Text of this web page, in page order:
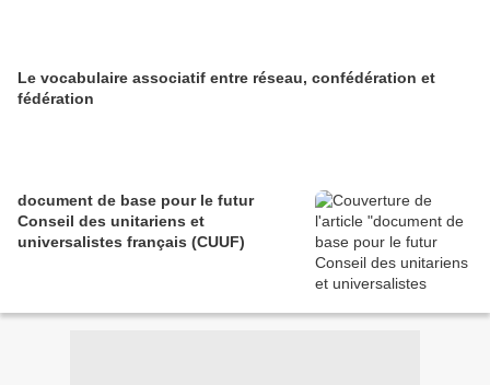
Le vocabulaire associatif entre réseau, confédération et
fédération
document de base pour le futur
Conseil des unitariens et
universalistes français (CUUF)